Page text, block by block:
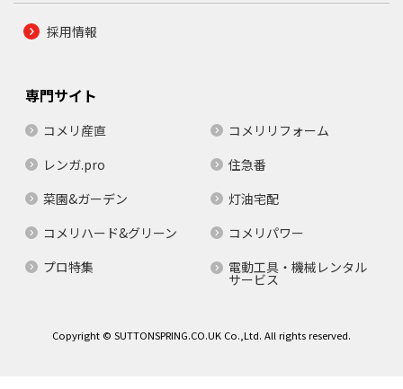
採用情報
専門サイト
コメリ産直
コメリリフォーム
レンガ.pro
住急番
菜園&ガーデン
灯油宅配
コメリハード&グリーン
コメリパワー
プロ特集
電動工具・機械レンタル
サービス
Copyright © SUTTONSPRING.CO.UK Co.,Ltd. All rights reserved.